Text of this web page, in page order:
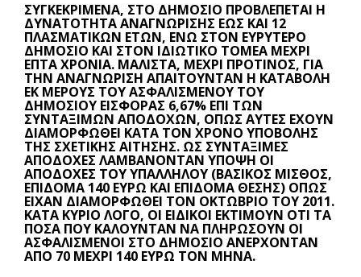
ΣΥΓΚΕΚΡΙΜΈΝΑ, ΣΤΟ ΔΗΜΌΣΙΟ ΠΡΟΒΛΈΠΕΤΑΙ Η
ΔΥΝΑΤΌΤΗΤΑ ΑΝΑΓΝΏΡΙΣΗΣ ΈΩΣ ΚΑΙ 12
ΠΛΑΣΜΑΤΙΚΏΝ ΕΤΏΝ, ΕΝΏ ΣΤΟΝ ΕΥΡΎΤΕΡΟ
ΔΗΜΌΣΙΟ ΚΑΙ ΣΤΟΝ ΙΔΙΩΤΙΚΌ ΤΟΜΈΑ ΜΈΧΡΙ
ΕΠΤΆ ΧΡΌΝΙΑ. ΜΆΛΙΣΤΑ, ΜΈΧΡΙ ΠΡΌΤΙΝΟΣ, ΓΙΑ
ΤΗΝ ΑΝΑΓΝΏΡΙΣΗ ΑΠΑΙΤΟΎΝΤΑΝ Η ΚΑΤΑΒΟΛΉ
ΕΚ ΜΈΡΟΥΣ ΤΟΥ ΑΣΦΑΛΙΣΜΈΝΟΥ ΤΟΥ
ΔΗΜΟΣΊΟΥ ΕΙΣΦΟΡΆΣ 6,67% ΕΠΊ ΤΩΝ
ΣΥΝΤΑΞΊΜΩΝ ΑΠΟΔΟΧΏΝ, ΌΠΩΣ ΑΥΤΈΣ ΈΧΟΥΝ
ΔΙΑΜΟΡΦΩΘΕΊ ΚΑΤΆ ΤΟΝ ΧΡΌΝΟ ΥΠΟΒΟΛΉΣ
ΤΗΣ ΣΧΕΤΙΚΉΣ ΑΊΤΗΣΗΣ. ΩΣ ΣΥΝΤΆΞΙΜΕΣ
ΑΠΟΔΟΧΈΣ ΛΑΜΒΆΝΟΝΤΑΝ ΥΠΌΨΗ ΟΙ
ΑΠΟΔΟΧΈΣ ΤΟΥ ΥΠΑΛΛΉΛΟΥ (ΒΑΣΙΚΌΣ ΜΙΣΘΌΣ,
ΕΠΊΔΟΜΑ 140 ΕΥΡΏ ΚΑΙ ΕΠΊΔΟΜΑ ΘΈΣΗΣ) ΌΠΩΣ
ΕΊΧΑΝ ΔΙΑΜΟΡΦΩΘΕΊ ΤΟΝ ΟΚΤΏΒΡΙΟ ΤΟΥ 2011.
ΚΑΤΆ ΚΎΡΙΟ ΛΌΓΟ, ΟΙ ΕΙΔΙΚΟΊ ΕΚΤΙΜΟΎΝ ΌΤΙ ΤΑ
ΠΟΣΆ ΠΟΥ ΚΑΛΟΎΝΤΑΝ ΝΑ ΠΛΗΡΏΣΟΥΝ ΟΙ
ΑΣΦΑΛΙΣΜΈΝΟΙ ΣΤΟ ΔΗΜΌΣΙΟ ΑΝΈΡΧΟΝΤΑΝ
ΑΠΌ 70 ΜΈΧΡΙ 140 ΕΥΡΏ ΤΟΝ ΜΉΝΑ.